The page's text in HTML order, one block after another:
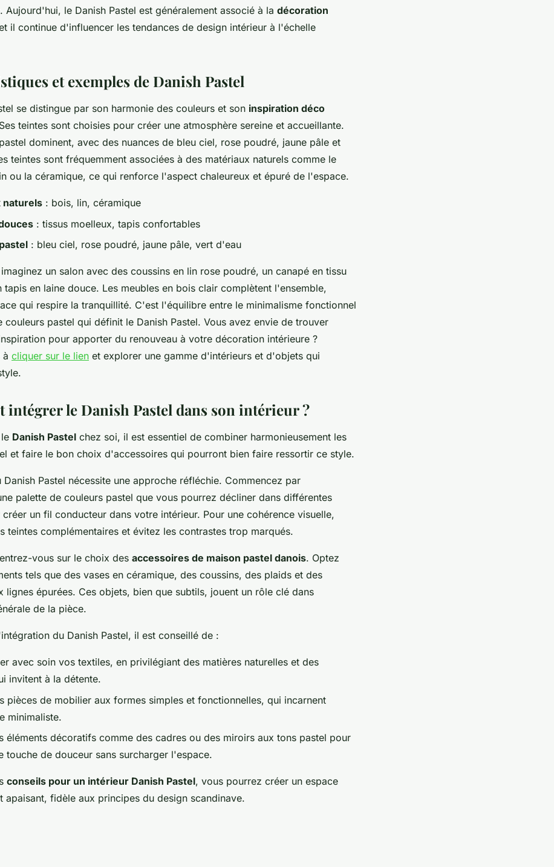
Aujourd'hui, le Danish Pastel est généralement associé à la décoration
il continue d'influencer les tendances de design intérieur à l'échelle
et exemples de Danish Pastel
se distingue par son harmonie des couleurs et son inspiration déco
teintes sont choisies pour créer une atmosphère sereine et accueillante.
dominent, avec des nuances de bleu ciel, rose poudré, jaune pâle et
teintes sont fréquemment associées à des matériaux naturels comme le
ou la céramique, ce qui renforce l'aspect chaleureux et épuré de l'espace.
naturels : bois, lin, céramique
: tissus moelleux, tapis confortables
: bleu ciel, rose poudré, jaune pâle, vert d'eau
un salon avec des coussins en lin rose poudré, un canapé en tissu
tapis en laine douce. Les meubles en bois clair complètent l'ensemble,
qui respire la tranquillité. C'est l'équilibre entre le minimalisme fonctionnel
couleurs pastel qui définit le Danish Pastel. Vous avez envie de trouver
pour apporter du renouveau à votre décoration intérieure ?
à cliquer sur le lien et explorer une gamme d'intérieurs et d'objets qui
intégrer le Danish Pastel dans son intérieur ?
Danish Pastel chez soi, il est essentiel de combiner harmonieusement les
et faire le bon choix d'accessoires qui pourront bien faire ressortir ce style.
Pastel nécessite une approche réfléchie. Commencez par
palette de couleurs pastel que vous pourrez décliner dans différentes
créer un fil conducteur dans votre intérieur. Pour une cohérence visuelle,
teintes complémentaires et évitez les contrastes trop marqués.
vous sur le choix des accessoires de maison pastel danois. Optez
tels que des vases en céramique, des coussins, des plaids et des
lignes épurées. Ces objets, bien que subtils, jouent un rôle clé dans
de la pièce.
du Danish Pastel, il est conseillé de :
avec soin vos textiles, en privilégiant des matières naturelles et des
invitent à la détente.
pièces de mobilier aux formes simples et fonctionnelles, qui incarnent
minimaliste.
éléments décoratifs comme des cadres ou des miroirs aux tons pastel pour
touche de douceur sans surcharger l'espace.
conseils pour un intérieur Danish Pastel, vous pourrez créer un espace
apaisant, fidèle aux principes du design scandinave.